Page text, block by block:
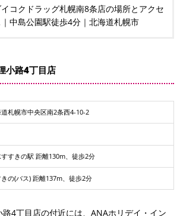
イコクドラッグ札幌南8条店の場所とアクセ
中島公園駅徒歩4分｜北海道札幌市
小路4丁目店
札幌市中央区南2条西4-10-2
すすきの駅 距離130m、徒歩2分
の(バス) 距離137m、徒歩2分
4丁目店の付近には、ANAホリデイ・イン